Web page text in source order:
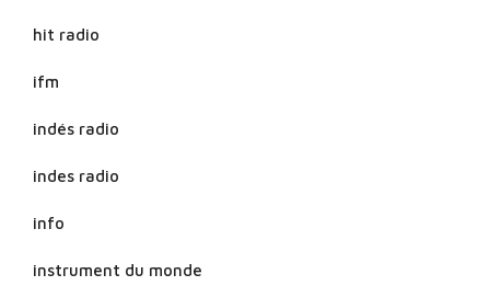
hit radio
ifm
indés radio
indes radio
info
instrument du monde